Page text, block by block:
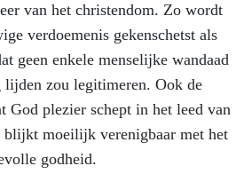
van het christendom. Zo wordt
verdoemenis gekenschetst als
geen enkele menselijke wandaad
zou legitimeren. Ook de
God plezier schept in het leed van
blijkt moeilijk verenigbaar met het
godheid.